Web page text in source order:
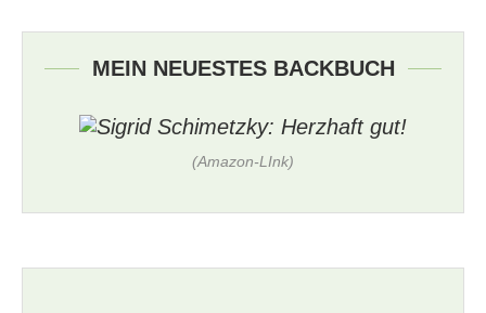
MEIN NEUESTES BACKBUCH
(Amazon-LInk)